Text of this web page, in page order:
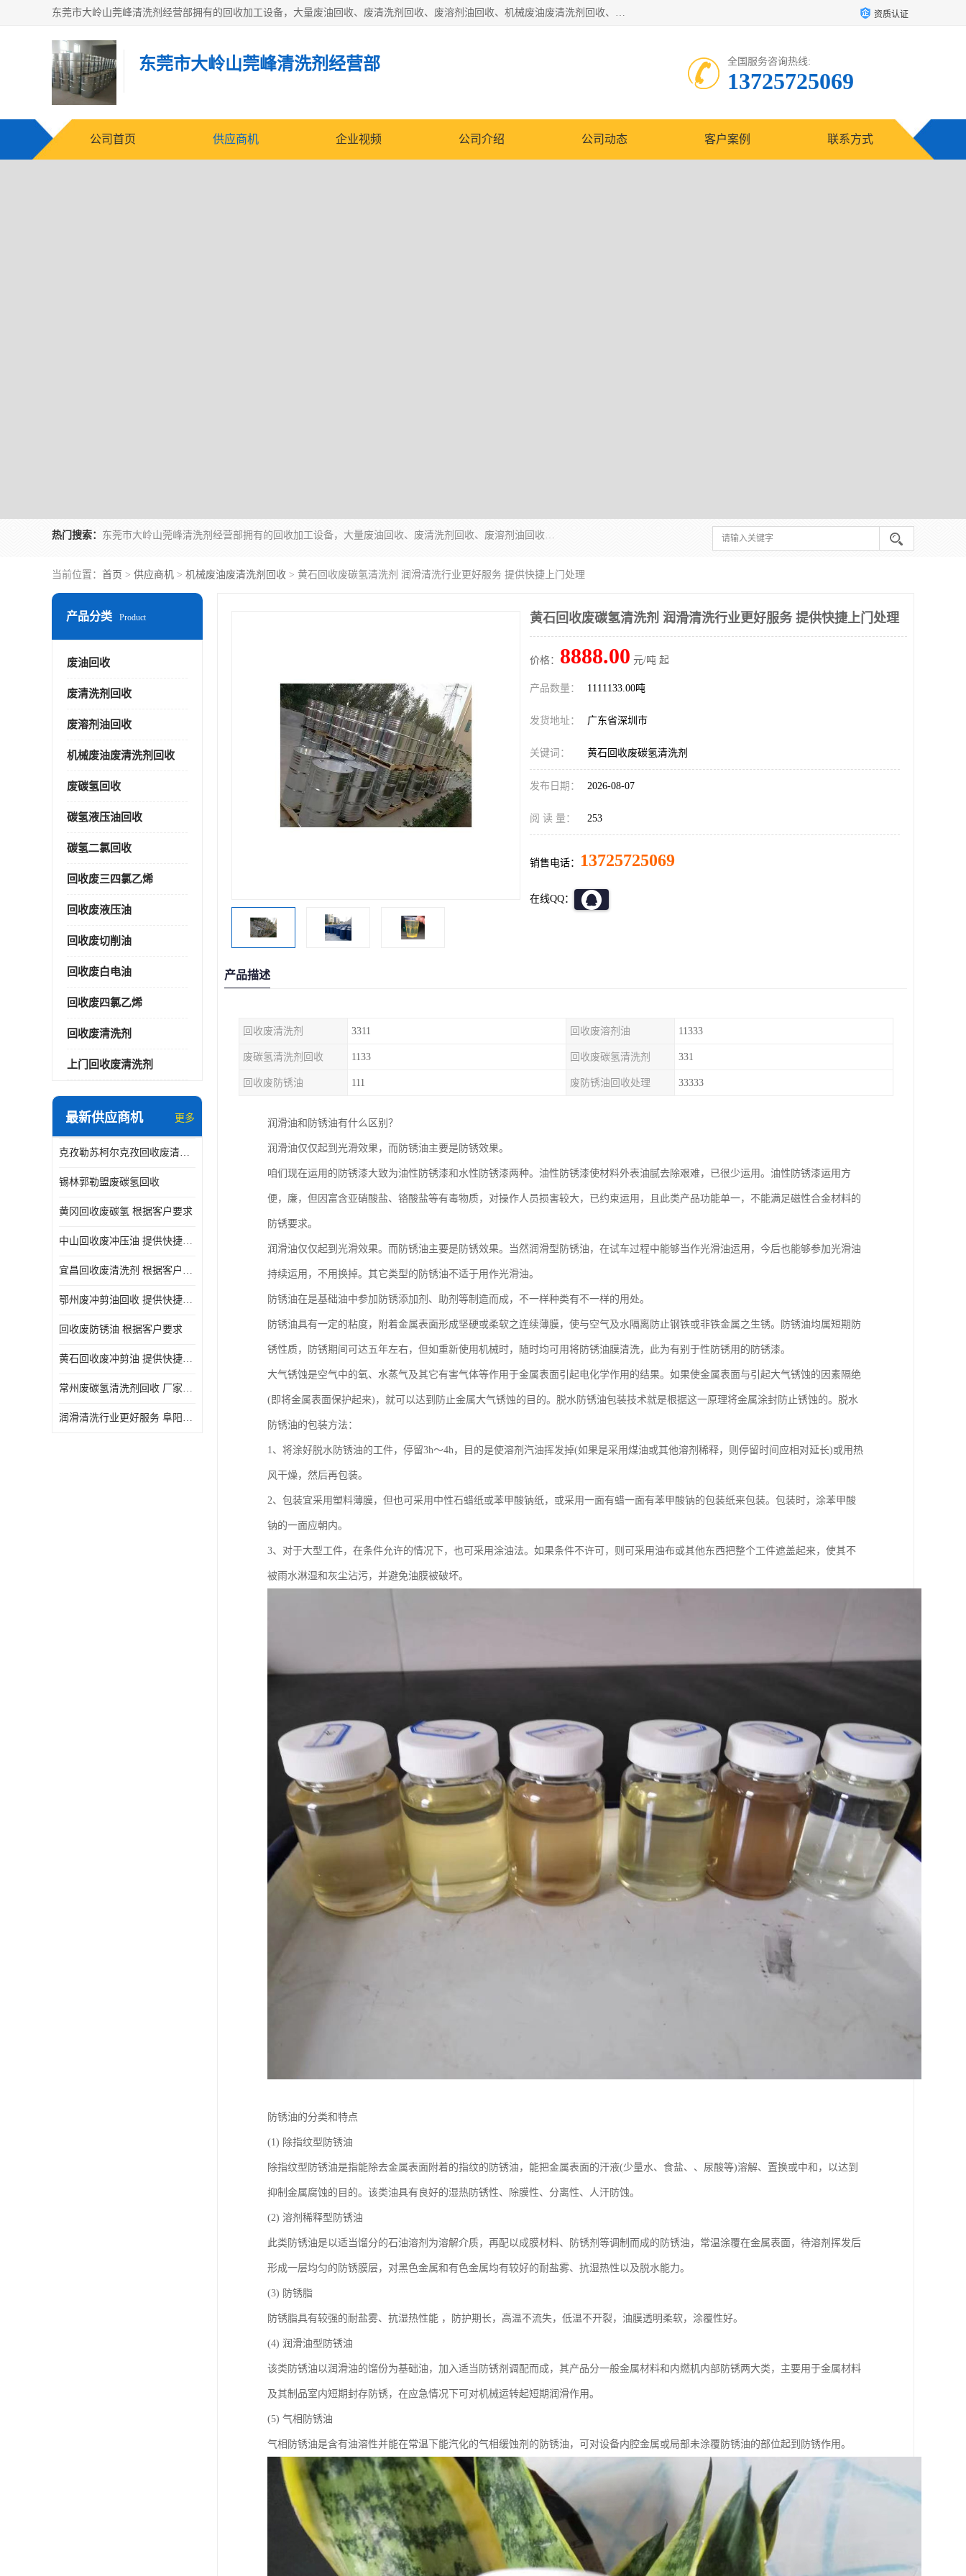
东莞市大岭山莞峰清洗剂经营部拥有的回收加工设备，大量废油回收、废清洗剂回收、废溶剂油回收、机械废油废清洗剂回收、废碳氢回收、碳氢液压油回收、碳氢二氯回收等废清洗剂处理；我们只是提供废旧化工原料的循环使用存放点，执行正规的存放，有正规的回收资质处理。同时我们公司批发零售回收级清洗剂，脱模油再生基础油，质量保证。 资质认证
东莞市大岭山莞峰清洗剂经营部 全国服务咨询热线:
13725725069
公司首页 供应商机 企业视频 公司介绍 公司动态 客户案例 联系方式
热门搜索： 东莞市大岭山莞峰清洗剂经营部拥有的回收加工设备，大量废油回收、废清洗剂回收、废溶剂油回收、机械废油废清洗剂回收、废碳氢回收、碳氢液压油回收、碳氢二氯回收等废清洗剂处理；我们只是提供废旧化工原料的循环使用存放点，执行正规的存放，有正规的回收资质处理。同时我们公司批发零售回收级清洗剂，脱模油再生基础油，质量保证。
当前位置： 首页 > 供应商机 > 机械废油废清洗剂回收 > 黄石回收废碳氢清洗剂 润滑清洗行业更好服务 提供快捷上门处理
产品分类 Product
废油回收
废清洗剂回收
废溶剂油回收
机械废油废清洗剂回收
废碳氢回收
碳氢液压油回收
碳氢二氯回收
回收废三四氯乙烯
回收废液压油
回收废切削油
回收废白电油
回收废四氯乙烯
回收废清洗剂
上门回收废清洗剂
最新供应商机 更多
克孜勒苏柯尔克孜回收废清洗剂
锡林郭勒盟废碳氢回收
黄冈回收废碳氢 根据客户要求
中山回收废冲压油 提供快捷上门处理
宜昌回收废清洗剂 根据客户要求
鄂州废冲剪油回收 提供快捷上门处理
回收废防锈油 根据客户要求
黄石回收废冲剪油 提供快捷上门处理
常州废碳氢清洗剂回收 厂家价格
润滑清洗行业更好服务 阜阳回收废防锈油
黄石回收废碳氢清洗剂 润滑清洗行业更好服务 提供快捷上门处理
价格： 8888.00 元/吨 起
产品数量： 1111133.00吨
发货地址： 广东省深圳市
关键词： 黄石回收废碳氢清洗剂
发布日期： 2026-08-07
阅 读 量： 253
销售电话： 13725725069
在线QQ：
产品描述
回收废清洗剂 3311 回收废溶剂油 11333
废碳氢清洗剂回收 1133 回收废碳氢清洗剂 331
回收废防锈油 111 废防锈油回收处理 33333
润滑油和防锈油有什么区别？
润滑油仅仅起到光滑效果，而防锈油主要是防锈效果。
咱们现在运用的防锈漆大致为油性防锈漆和水性防锈漆两种。油性防锈漆使材料外表油腻去除艰难，已很少运用。油性防锈漆运用方
便，廉，但因富含亚硝酸盐、铬酸盐等有毒物质，对操作人员损害较大，已约束运用，且此类产品功能单一，不能满足磁性合金材料的
防锈要求。
润滑油仅仅起到光滑效果。而防锈油主要是防锈效果。当然润滑型防锈油，在试车过程中能够当作光滑油运用，今后也能够参加光滑油
持续运用，不用换掉。其它类型的防锈油不适于用作光滑油。
防锈油在是基础油中参加防锈添加剂、助剂等制造而成，不一样种类有不一样的用处。
防锈油具有一定的粘度，附着金属表面形成坚硬或柔软之连续薄膜，使与空气及水隔离防止钢铁或非铁金属之生锈。防锈油均属短期防
锈性质，防锈期间可达五年左右，但如重新使用机械时，随时均可用将防锈油膜清洗，此为有别于性防锈用的防锈漆。
大气锈蚀是空气中的氧、水蒸气及其它有害气体等作用于金属表面引起电化学作用的结果。如果使金属表面与引起大气锈蚀的因素隔绝
(即将金属表面保护起来)，就可以达到防止金属大气锈蚀的目的。脱水防锈油包装技术就是根据这一原理将金属涂封防止锈蚀的。脱水
防锈油的包装方法：
1、将涂好脱水防锈油的工件，停留3h～4h，目的是使溶剂汽油挥发掉(如果是采用煤油或其他溶剂稀释，则停留时间应相对延长)或用热
风干燥，然后再包装。
2、包装宜采用塑料薄膜，但也可采用中性石蜡纸或苯甲酸钠纸，或采用一面有蜡一面有苯甲酸钠的包装纸来包装。包装时，涂苯甲酸
钠的一面应朝内。
3、对于大型工件，在条件允许的情况下，也可采用涂油法。如果条件不许可，则可采用油布或其他东西把整个工件遮盖起来，使其不
被雨水淋湿和灰尘沾污，并避免油膜被破坏。
防锈油的分类和特点
(1) 除指纹型防锈油
除指纹型防锈油是指能除去金属表面附着的指纹的防锈油，能把金属表面的汗液(少量水、食盐、、尿酸等)溶解、置换或中和，以达到
抑制金属腐蚀的目的。该类油具有良好的湿热防锈性、除膜性、分离性、人汗防蚀。
(2) 溶剂稀释型防锈油
此类防锈油是以适当馏分的石油溶剂为溶解介质，再配以成膜材料、防锈剂等调制而成的防锈油，常温涂覆在金属表面，待溶剂挥发后
形成一层均匀的防锈膜层，对黑色金属和有色金属均有较好的耐盐雾、抗湿热性以及脱水能力。
(3) 防锈脂
防锈脂具有较强的耐盐雾、抗湿热性能 ，防护期长，高温不流失，低温不开裂，油膜透明柔软，涂覆性好。
(4) 润滑油型防锈油
该类防锈油以润滑油的馏份为基础油，加入适当防锈剂调配而成，其产品分一般金属材料和内燃机内部防锈两大类，主要用于金属材料
及其制品室内短期封存防锈，在应急情况下可对机械运转起短期润滑作用。
(5) 气相防锈油
气相防锈油是含有油溶性并能在常温下能汽化的气相缓蚀剂的防锈油，可对设备内腔金属或局部未涂覆防锈油的部位起到防锈作用。